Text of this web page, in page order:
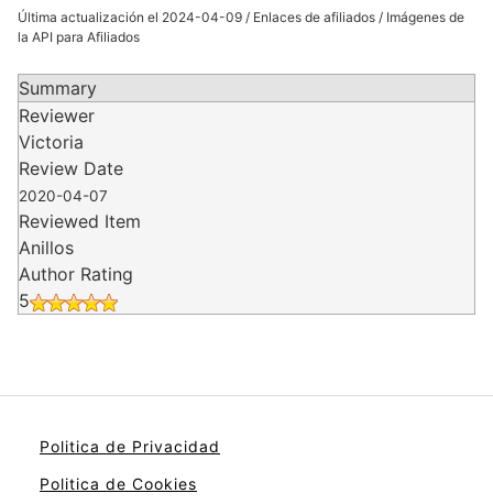
Última actualización el 2024-04-09 / Enlaces de afiliados / Imágenes de
la API para Afiliados
Summary
Reviewer
Victoria
Review Date
2020-04-07
Reviewed Item
Anillos
Author Rating
5
Politica de Privacidad
Politica de Cookies